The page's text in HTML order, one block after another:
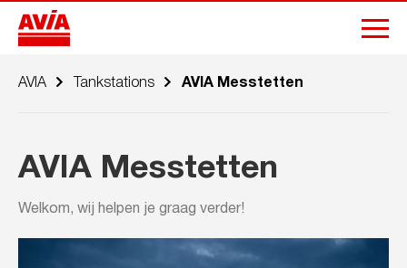
AVIA Tankstations AVIA Messtetten
AVIA Messtetten
Welkom, wij helpen je graag verder!